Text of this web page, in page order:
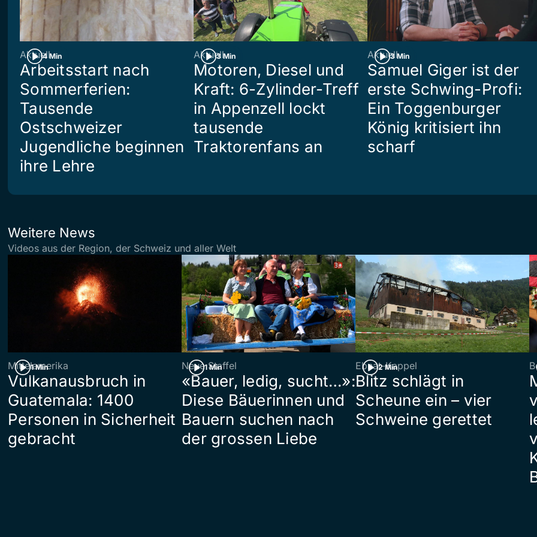
4 Min
Aktuell
Arbeitsstart nach
Sommerferien:
Tausende
Ostschweizer
Jugendliche beginnen
ihre Lehre
3 Min
Aktuell
Motoren, Diesel und
Kraft: 6-Zylinder-Treff
in Appenzell lockt
tausende
Traktorenfans an
3 Min
Aktuell
Samuel Giger ist der
erste Schwing-Profi:
Ein Toggenburger
König kritisiert ihn
scharf
Weitere News
Videos aus der Region, der Schweiz und aller Welt
1 Min
Mittelamerika
Vulkanausbruch in
Guatemala: 1400
Personen in Sicherheit
gebracht
1 Min
Neue Staffel
«Bauer, ledig, sucht…»:
Diese Bäuerinnen und
Bauern suchen nach
der grossen Liebe
2 Min
Ebnat-Kappel
Blitz schlägt in
Scheune ein – vier
Schweine gerettet